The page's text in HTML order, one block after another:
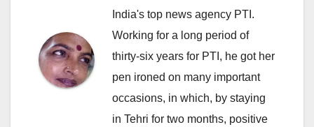
India's top news agency PTI.
Working for a long period of
thirty-six years for PTI, he got her
pen ironed on many important
occasions, in which, by staying
in Tehri for two months, positive